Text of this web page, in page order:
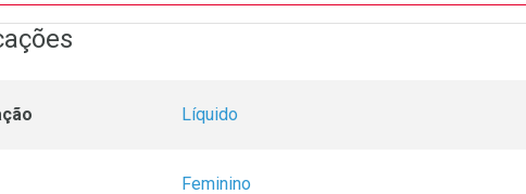
Líquido
Feminino